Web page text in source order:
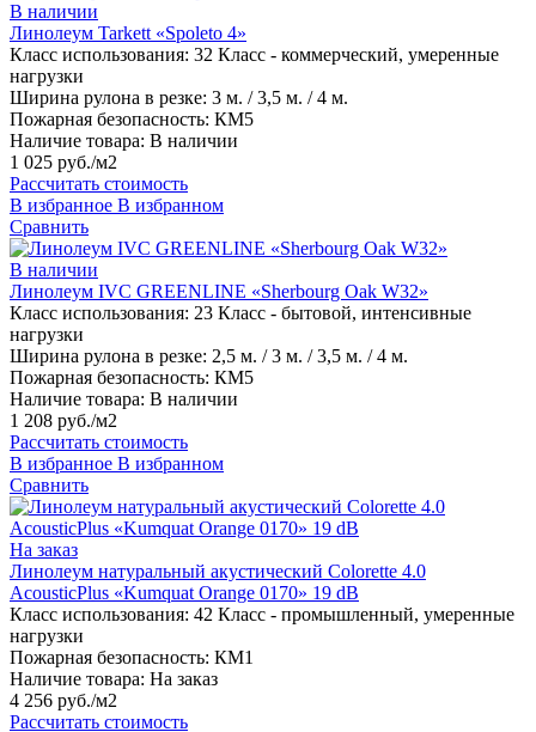
В наличии
Линолеум Tarkett «Spoleto 4»
Класс использования: 32 Класс - коммерческий, умеренные
нагрузки
Ширина рулона в резке: 3 м. / 3,5 м. / 4 м.
Пожарная безопасность: КМ5
Наличие товара: В наличии
1 025 руб./м2
Рассчитать стоимость
В избранное В избранном
Сравнить
В наличии
Линолеум IVC GREENLINE «Sherbourg Oak W32»
Класс использования: 23 Класс - бытовой, интенсивные
нагрузки
Ширина рулона в резке: 2,5 м. / 3 м. / 3,5 м. / 4 м.
Пожарная безопасность: КМ5
Наличие товара: В наличии
1 208 руб./м2
Рассчитать стоимость
В избранное В избранном
Сравнить
На заказ
Линолеум натуральный акустический Colorette 4.0
AcousticPlus «Kumquat Orange 0170» 19 dB
Класс использования: 42 Класс - промышленный, умеренные
нагрузки
Пожарная безопасность: КМ1
Наличие товара: На заказ
4 256 руб./м2
Рассчитать стоимость